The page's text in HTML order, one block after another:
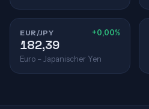
EUR/JPY +0,00%
182,39
Euro – Japanischer Yen